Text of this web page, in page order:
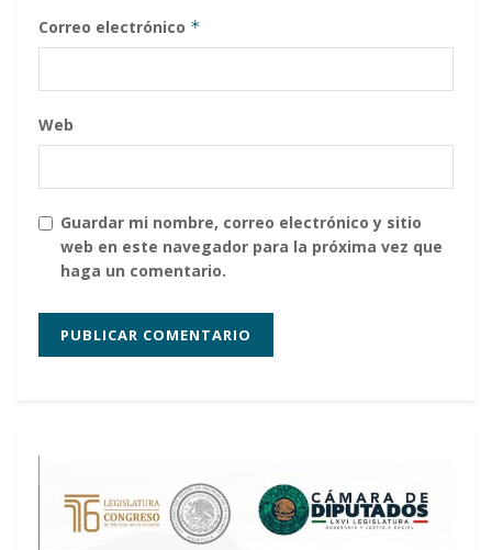
Correo electrónico *
Web
Guardar mi nombre, correo electrónico y sitio
web en este navegador para la próxima vez que
haga un comentario.